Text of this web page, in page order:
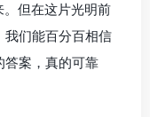
但在这片光明前
我们能百分百相信
答案，真的可靠